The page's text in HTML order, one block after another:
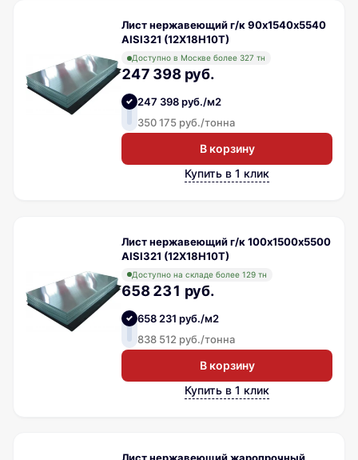
Лист нержавеющий г/к 90х1540х5540
AISI321 (12Х18Н10Т)
Доступно в Москве более 327 тн
247 398 руб.
247 398 руб./м2
350 175 руб./тонна
В корзину
Купить в 1 клик
Лист нержавеющий г/к 100х1500х5500
AISI321 (12Х18Н10Т)
Доступно на складе более 129 тн
658 231 руб.
658 231 руб./м2
838 512 руб./тонна
В корзину
Купить в 1 клик
Лист нержавеющий жаропрочный